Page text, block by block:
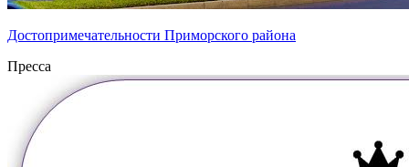
Достопримечательности Приморского района
Пресса